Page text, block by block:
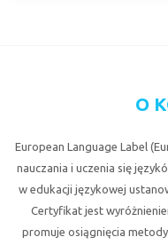
O
European Language Label
nauczania i uczenia się
w edukacji językowej
Certyfikat jest
promuje osiągnięcia